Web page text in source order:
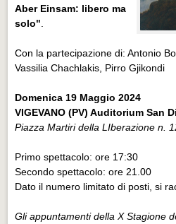
Aber Einsam: libero ma
solo"
Con la partecipazione di: Antonio
Vassilia Chachlakis, Pirro Gjikondi
Domenica 19 Maggio 2024
VIGEVANO (PV) Auditorium San
Piazza Martiri della LIberazione n.
Primo spettacolo: ore 17:30
Secondo spettacolo: ore 21.00
Dato il numero limitato di posti, si
Gli appuntamenti della X Stagione